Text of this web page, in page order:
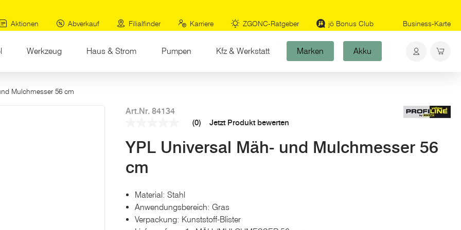
Aktionen
Abverkauf Filialfinder Karriere ZGONC-Ratgeber jö Bonus Club Business-Karte
Werkzeug Haus & Strom Pumpen Kfz & Werkstatt Marken Akku
Mulchmesser 56 cm
Art.Nr. 84134
Link
auf
Seite.
(0) Jetzt Produkt bewerten
YPL Universal Mäh- und Mulchmesser 56
cm
Material: Stahl
Anwendungsbereich: Gras
Verpackung: Kunststoff-Blister